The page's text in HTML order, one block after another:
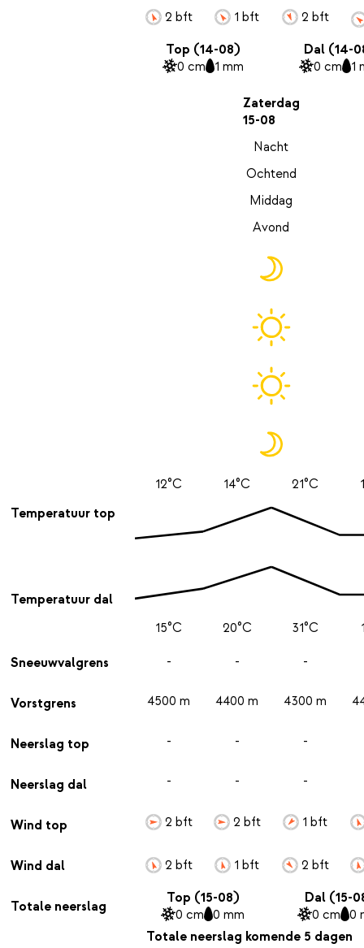
Temperatuur top
Temperatuur dal
Sneeuwvalgrens
Vorstgrens
Neerslag top
Neerslag dal
Wind top
Wind dal
Totale neerslag
2 bft 1 bft 2 bft
Top (14-08)
0 cm 1 mm
Dal (14-
0 cm 1
Zaterdag
15-08
Nacht
Ochtend
Middag
Avond
12°C
15°C
-
4500 m
-
-
2 bft
2 bft
14°C
20°C
-
4400 m
-
-
2 bft
1 bft
21°C
31°C
-
4300 m
-
-
1 bft
2 bft
Top (15-08)
0 cm 0 mm
Dal (15-
0 cm 0
Totale neerslag komende 5 dagen